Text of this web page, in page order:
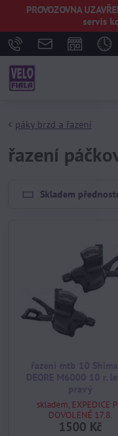
PROVOZOVNA
servis
páky brzd a řazení
řazení
Skladem
skladem, EXPEDICE
DOVOLENÉ 17.8.
1500 Kč